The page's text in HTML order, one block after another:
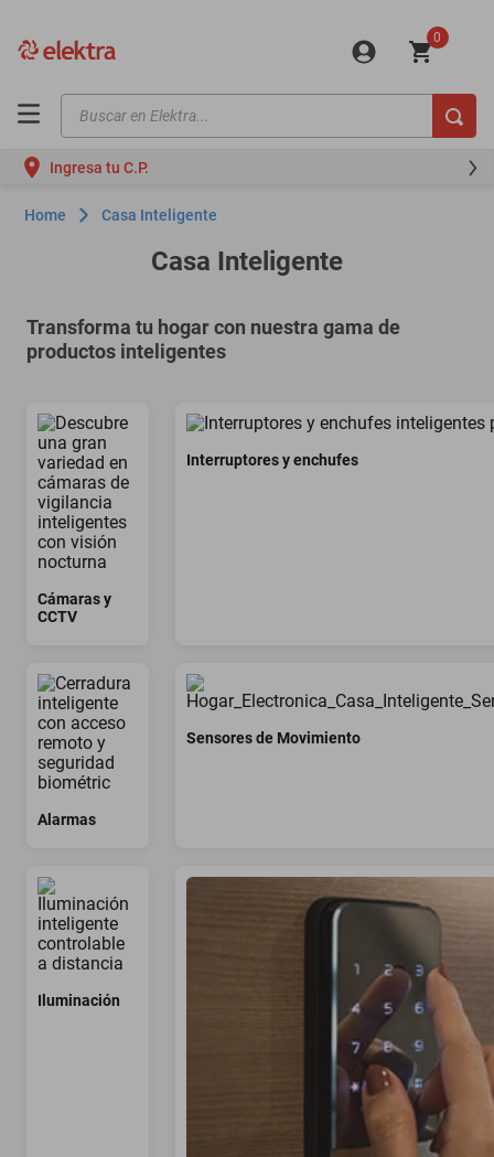
0
Buscar en Elektra...
Ingresa tu C.P.
Home Casa Inteligente
Casa Inteligente
Transforma tu hogar con nuestra gama de
productos inteligentes
Cámaras y
CCTV
Interruptores y enchufes
Alarmas
Sensores de Movimiento
Iluminación
motos
moto
refrigeradores
colchones
salas
motoneta
oppo